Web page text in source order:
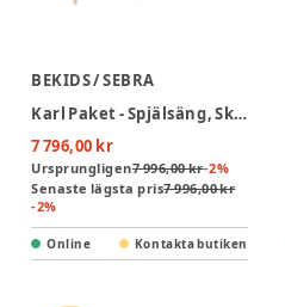
BEKIDS / SEBRA
Karl Paket - Spjälsäng, Skötbord, Hälsomadrass Och Skötbädd
7 796,00 kr
Ursprungligen7 996,00 kr-2%
Senaste lägsta pris7 996,00 kr
-2%
Online Kontakta butiken